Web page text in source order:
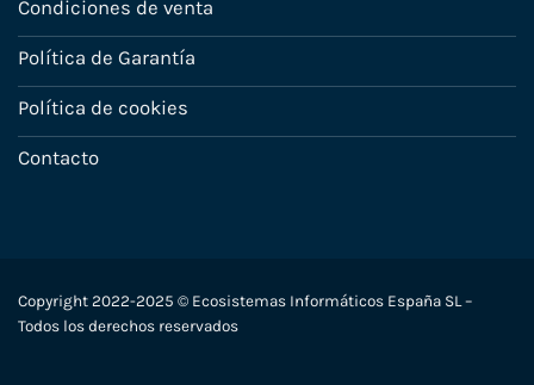
Condiciones de venta
Política de Garantía
Política de cookies
Contacto
Copyright 2022-2025 © Ecosistemas Informáticos España SL –
Todos los derechos reservados